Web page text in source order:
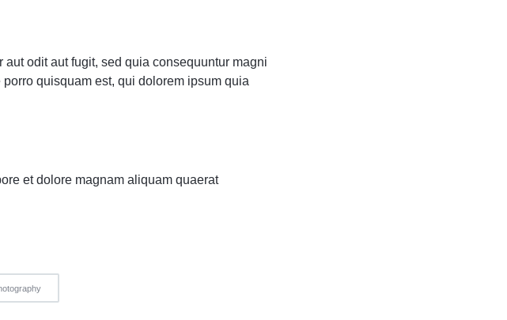
odit aut fugit, sed quia consequuntur magni
quisquam est, qui dolorem ipsum quia
et dolore magnam aliquam quaerat